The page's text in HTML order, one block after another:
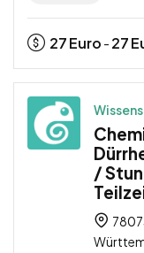
27Euro - 27
/